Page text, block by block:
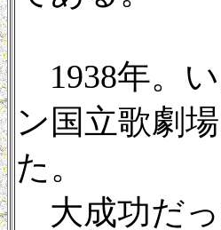
1938年。
ン国立歌劇
た。
大成功だっ